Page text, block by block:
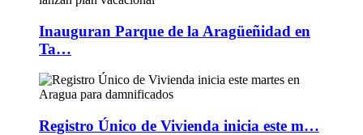
Inauguran Parque de la Aragüeñidad en
Ta…
Registro Único de Vivienda inicia este m…